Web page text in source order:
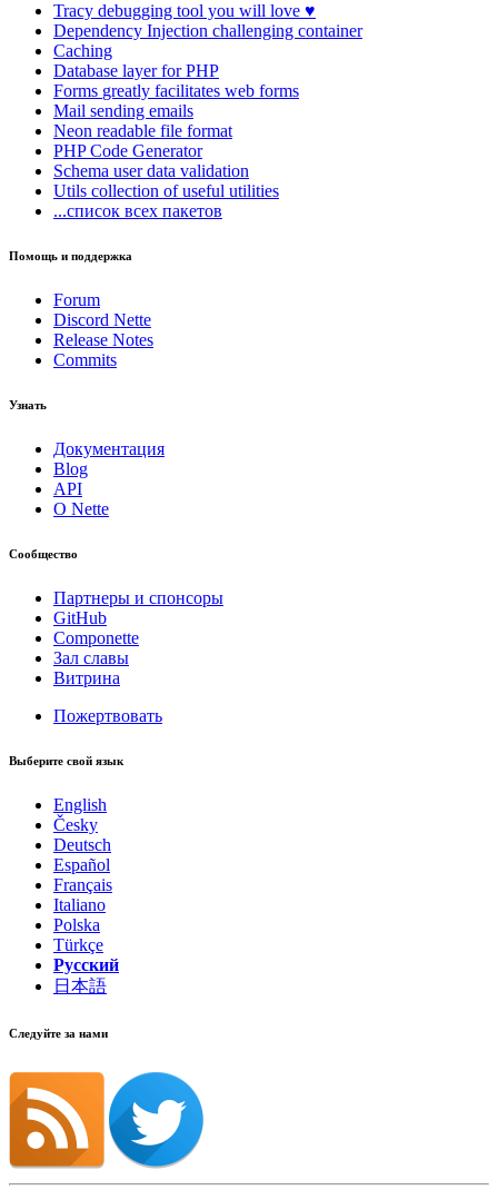
Tracy debugging tool you will love ♥
Dependency Injection challenging container
Caching
Database layer for PHP
Forms greatly facilitates web forms
Mail sending emails
Neon readable file format
PHP Code Generator
Schema user data validation
Utils collection of useful utilities
...список всех пакетов
Помощь и поддержка
Forum
Discord Nette
Release Notes
Commits
Узнать
Документация
Blog
API
О Nette
Сообщество
Партнеры и спонсоры
GitHub
Componette
Зал славы
Витрина
Пожертвовать
Выберите свой язык
English
Česky
Deutsch
Español
Français
Italiano
Polska
Türkçe
Русский
日本語
Следуйте за нами